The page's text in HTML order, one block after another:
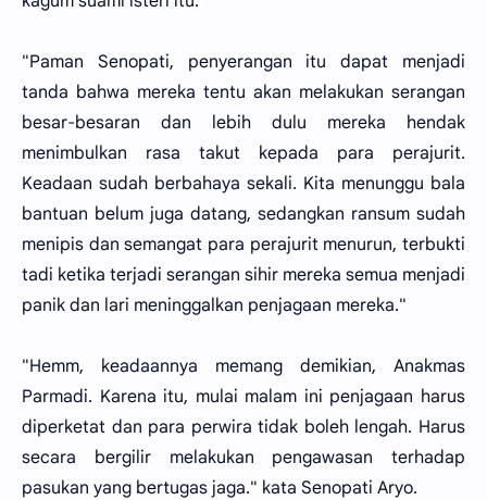
"Paman Senopati, penyerangan itu dapat menjadi
tanda bahwa mereka tentu akan melakukan serangan
besar-besaran dan lebih dulu mereka hendak
menimbulkan rasa takut kepada para perajurit.
Keadaan sudah berbahaya sekali. Kita menunggu bala
bantuan belum juga datang, sedangkan ransum sudah
menipis dan semangat para perajurit menurun, terbukti
tadi ketika terjadi serangan sihir mereka semua menjadi
panik dan lari meninggalkan penjagaan mereka."
"Hemm, keadaannya memang demikian, Anakmas
Parmadi. Karena itu, mulai malam ini penjagaan harus
diperketat dan para perwira tidak boleh lengah. Harus
secara bergilir melakukan pengawasan terhadap
pasukan yang bertugas jaga." kata Senopati Aryo.